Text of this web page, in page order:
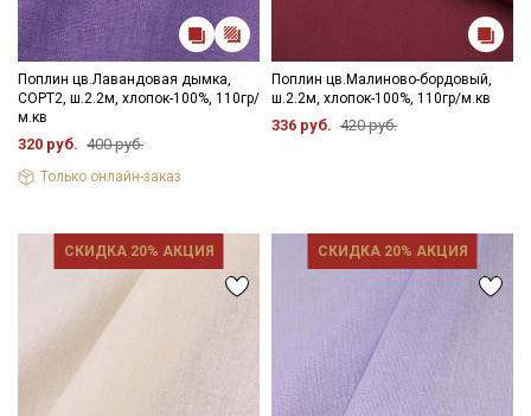
Поплин цв.Лавандовая дымка,
СОРТ2, ш.2.2м, хлопок-100%, 110гр/
м.кв
320 руб. 400 руб.
Только онлайн-заказ
Поплин цв.Малиново-бордовый,
ш.2.2м, хлопок-100%, 110гр/м.кв
336 руб. 420 руб.
СКИДКА 20% АКЦИЯ СКИДКА 20% АКЦИЯ
Мы публикуем здесь дополнительные
промокоды и скидки до 30% на узкие
Электронная почта